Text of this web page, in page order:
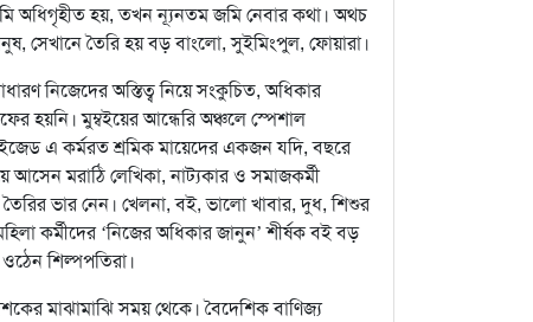
অধিগৃহীত হয়, তখন ন্যূনতম জমি নেবার কথা। অথচ
সেখানে তৈরি হয় বড় বাংলো, সুইমিংপুল, ফোয়ারা।
নিজেদের অস্তিত্ব নিয়ে সংকুচিত, অধিকার
হয়নি। মুম্বইয়ের আন্ধেরি অঞ্চলে স্পেশাল
এ কর্মরত শ্রমিক মায়েদের একজন যদি, বছরে
মরাঠি লেখিকা, নাট্যকার ও সমাজকর্মী
তৈরির ভার নেন। খেলনা, বই, ভালো খাবার, দুধ, শিশুর
কর্মীদের ‘নিজের অধিকার জানুন’ শীর্ষক বই বড়
ওঠেন শিল্পপতিরা।
মাঝামাঝি সময় থেকে। বৈদেশিক বাণিজ্য